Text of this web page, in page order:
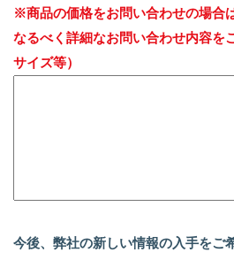
※商品の価格をお問い合わせの場合
なるべく詳細なお問い合わせ内容を
サイズ等）
今後、弊社の新しい情報の入手をご